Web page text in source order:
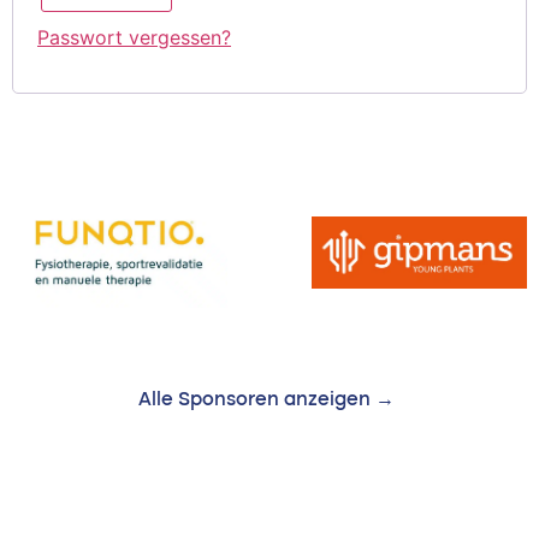
Passwort vergessen?
Alle Sponsoren anzeigen →